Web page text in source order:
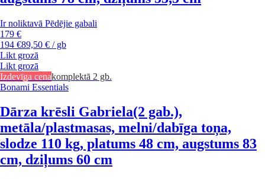
Ir noliktavā Pēdējie gabali
179 €
194 €89,50 € / gb
Likt grozā
Likt grozā
Izdevīga cenakomplektā 2 gb.
Bonami Essentials
Dārza krēsli Gabriela(2 gab.),
metāla/plastmasas, melni/dabīga toņa,
slodze 110 kg, platums 48 cm, augstums 83
cm, dziļums 60 cm